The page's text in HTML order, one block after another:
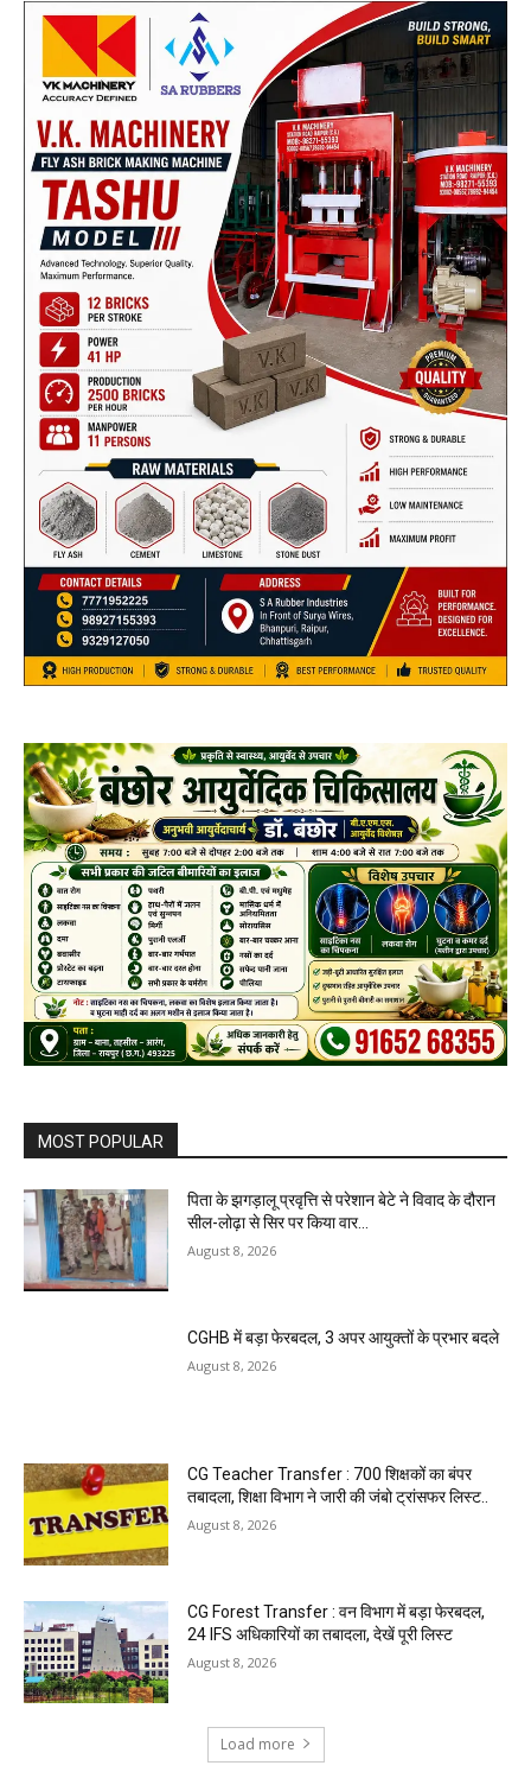
MOST POPULAR
पिता के झगड़ालू प्रवृत्ति से परेशान बेटे ने विवाद के दौरान
सील-लोढ़ा से सिर पर किया वार…
August 8, 2026
CGHB में बड़ा फेरबदल, 3 अपर आयुक्तों के प्रभार बदले
August 8, 2026
CG Teacher Transfer : 700 शिक्षकों का बंपर
तबादला, शिक्षा विभाग ने जारी की जंबो ट्रांसफर लिस्ट..
August 8, 2026
CG Forest Transfer : वन विभाग में बड़ा फेरबदल,
24 IFS अधिकारियों का तबादला, देखें पूरी लिस्ट
August 8, 2026
Load more